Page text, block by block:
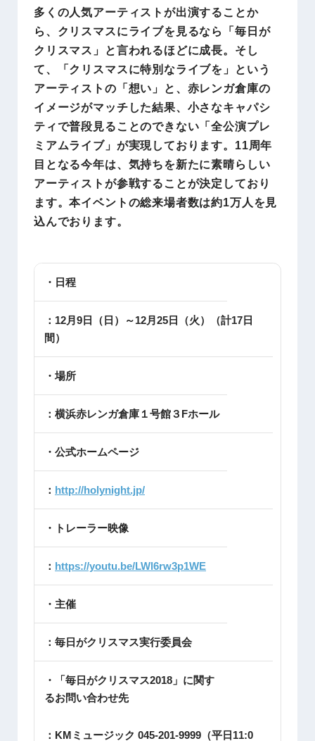
多くの人気アーティストが出演することか
ら、クリスマスにライブを見るなら「毎日が
クリスマス」と言われるほどに成長。そし
て、「クリスマスに特別なライブを」という
アーティストの「想い」と、赤レンガ倉庫の
イメージがマッチした結果、小さなキャパシ
ティで普段見ることのできない「全公演プレ
ミアムライブ」が実現しております。11周年
目となる今年は、気持ちを新たに素晴らしい
アーティストが参戦することが決定しており
ます。本イベントの総来場者数は約1万人を見
込んでおります。
・日程
：12月9日（日）～12月25日（火）（計17日
間）
・場所
：横浜赤レンガ倉庫１号館３Fホール
・公式ホームページ
： http://holynight.jp/
・トレーラー映像
： https://youtu.be/LWl6rw3p1WE
・主催
：毎日がクリスマス実行委員会
・「毎日がクリスマス2018」に関す
るお問い合わせ先
：KMミュージック 045-201-9999（平日11:0